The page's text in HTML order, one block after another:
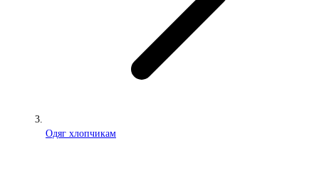
Одяг хлопчикам